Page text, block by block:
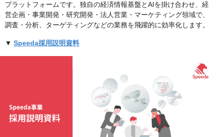
プラットフォームです。独自の経済情報基盤とAIを掛け合わせ、経
営企画・事業開発・研究開発・法人営業・マーケティング領域で、
調査・分析、ターゲティングなどの業務を飛躍的に効率化します。
▼ Speeda採用説明資料